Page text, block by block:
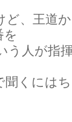
ど、王道
を
う人が指
聞くには